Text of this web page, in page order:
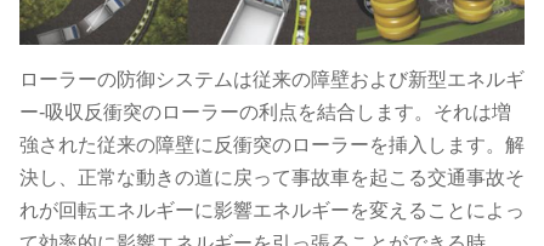
ローラーの防御システムは従来の障壁および新型エネルギ
ー-吸収反衝突のローラーの利点を結合します。それは増
強された従来の障壁に反衝突のローラーを挿入します。解
決し、正常な動きの道に戻って事故車を起こる交通事故そ
れが回転エネルギーに影響エネルギーを変えることによっ